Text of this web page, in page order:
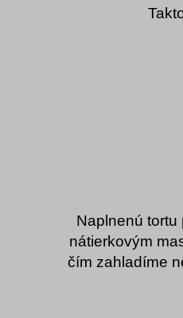
Naplnenú tortu
nátierkovým
čím zahladíme